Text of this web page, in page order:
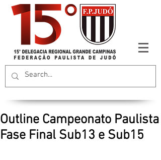
Outline Campeonato Paulista
Fase Final Sub13 e Sub15